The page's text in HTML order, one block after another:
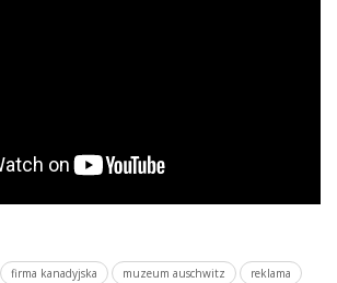
firma kanadyjska muzeum auschwitz
reklama